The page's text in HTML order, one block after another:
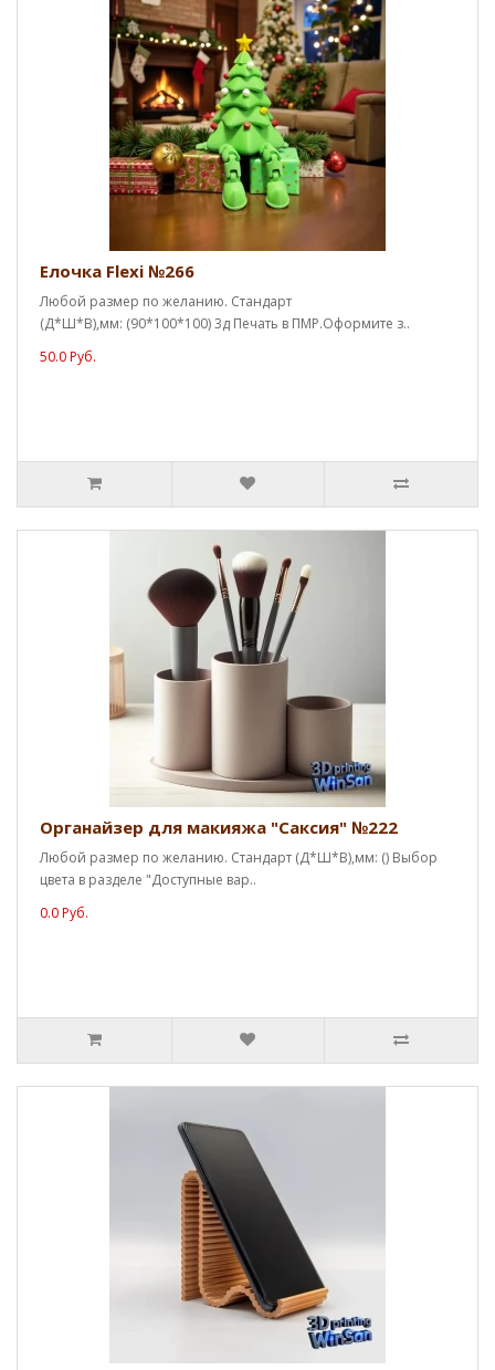
Елочка Flexi №266
Любой размер по желанию. Стандарт
(Д*Ш*В),мм: (90*100*100) 3д Печать в ПМР.Оформите з..
50.0 Руб.
Органайзер для макияжа "Саксия" №222
Любой размер по желанию. Стандарт (Д*Ш*В),мм: () Выбор
цвета в разделе "Доступные вар..
0.0 Руб.